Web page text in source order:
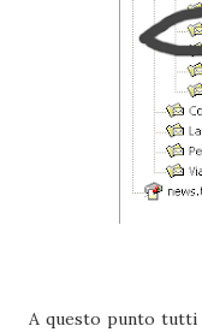
A questo punto